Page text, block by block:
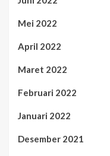
Mei 2022
April 2022
Maret 2022
Februari 2022
Januari 2022
Desember 2021